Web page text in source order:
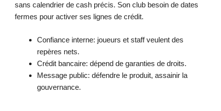
sans calendrier de cash précis. Son club besoin de dates
fermes pour activer ses lignes de crédit.
Confiance interne: joueurs et staff veulent des
repères nets.
Crédit bancaire: dépend de garanties de droits.
Message public: défendre le produit, assainir la
gouvernance.